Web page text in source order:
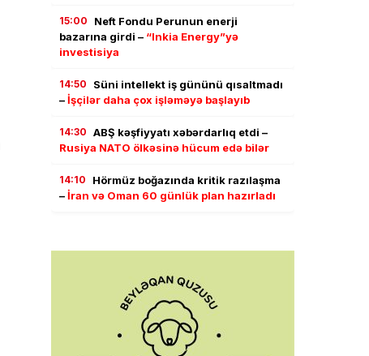
15:00
Neft Fondu Perunun enerji
bazarına girdi – “Inkia Energy”yə
investisiya
14:50
Süni intellekt iş gününü qısaltmadı
–İşçilər daha çox işləməyə başlayıb
14:30 ABŞ kəşfiyyatı xəbərdarlıq etdi –
Rusiya NATO ölkəsinə hücum edə bilər
14:10
Hörmüz boğazında kritik razılaşma
–İran və Oman 60 günlük plan hazırladı